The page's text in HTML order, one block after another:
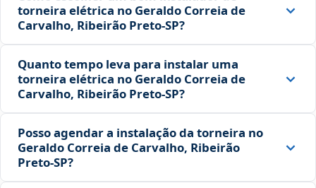
torneira elétrica no Geraldo Correia de
Carvalho, Ribeirão Preto‑SP?
Quanto tempo leva para instalar uma
torneira elétrica no Geraldo Correia de
Carvalho, Ribeirão Preto‑SP?
Posso agendar a instalação da torneira no
Geraldo Correia de Carvalho, Ribeirão
Preto‑SP?